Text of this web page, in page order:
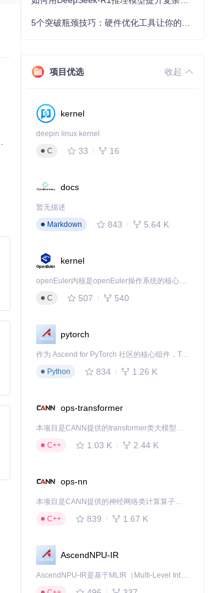
项目优选 收起
kernel
deepin linux kernel
C
33 16
docs
暂无描述
Markdown
843 5.64 K
kernel
openEuler内核是openEuler操作系统的核心，既是系统性能与稳定性的基石，也是连接处理器、设备与服务的桥梁。
C
507 540
pytorch
作为 Ascend for PyTorch 社区的核心组件，TorchNPU 是昇腾专为 PyTorch 打造的深度学习适配插件，使 PyTorch 框架能够直接调用昇腾 NPU，为开发者提供昇腾 AI 处理器的超强算力。
Python
834 1.26 K
ops-transformer
本项目是CANN提供的transformer类大模型算子库，实现网络在NPU上加速计算。
C++
1.03 K 2.44 K
ops-nn
本项目是CANN提供的神经网络类计算算子库，实现网络在NPU上加速计算。
C++
839 1.67 K
AscendNPU-IR
AscendNPU-IR是基于MLIR（Multi-Level Intermediate Representation）构建的，面向昇腾亲和算子编译时使用的中间表示，提供昇腾完备表达能力，通过编译优化提升昇腾AI处理器计算效率，支持通过生态框架使能昇腾AI处理器与深度调优